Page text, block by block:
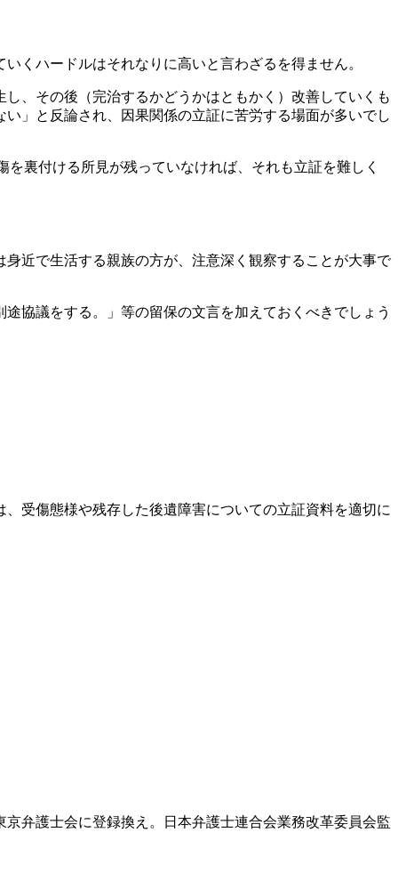
くハードルはそれなりに高いと言わざるを得ません。
、その後（完治するかどうかはともかく）改善していくも
」と反論され、因果関係の立証に苦労する場面が多いでし
裏付ける所見が残っていなければ、それも立証を難しく
近で生活する親族の方が、注意深く観察することが大事で
協議をする。」等の留保の文言を加えておくべきでしょう
受傷態様や残存した後遺障害についての立証資料を適切に
弁護士会に登録換え。日本弁護士連合会業務改革委員会監